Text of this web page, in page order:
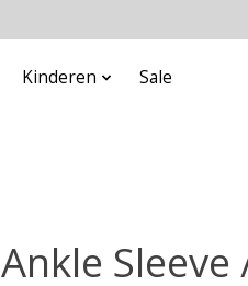
Kinderen Sale
Ankle